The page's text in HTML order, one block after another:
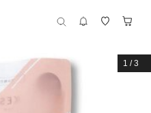
1 /3